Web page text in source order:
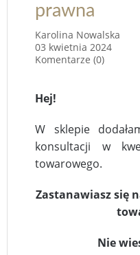
prawna
Karolina Nowalska
03 kwietnia 2024
Komentarze (0)
Hej!
W sklepie
konsultacji w
towarowego.
Zastanawiasz się
Nie